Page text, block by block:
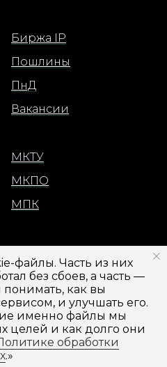
Биржа IP
Пошлины
ПнД
Вакансии
МКТУ
МКПО
МПК
файлы. Часть из них
без сбоев, а часть —
как вы
и улучшать его.
именно файлы мы
целей и как долго они
обработки
.»